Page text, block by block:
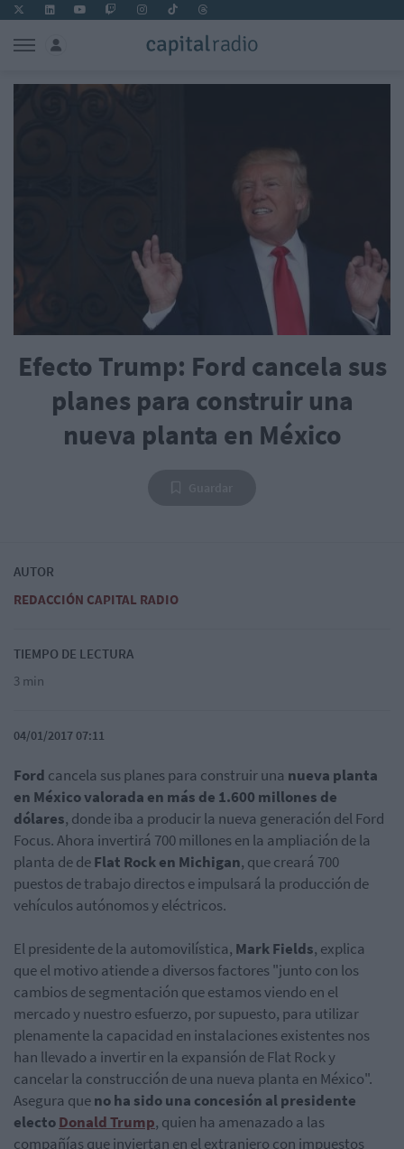
Efecto Trump: Ford cancela sus
planes para construir una
nueva planta en México
AUTOR
REDACCIÓN CAPITAL RADIO
TIEMPO DE LECTURA
3 min
04/01/2017 07:11
Ford cancela sus planes para construir una nueva planta
en México valorada en más de 1.600 millones de
dólares, donde iba a producir la nueva generación del Ford
Focus. Ahora invertirá 700 millones en la ampliación de la
planta de deFlat Rock en Michigan, que creará 700
puestos de trabajo directos e impulsará la producción de
vehículos autónomos y eléctricos.
El presidente de la automovilística, Mark Fields, explica
que el motivo atiende a diversos factores "junto con los
cambios de segmentación que estamos viendo en el
mercado y nuestro esfuerzo, por supuesto, para utilizar
plenamente la capacidad en instalaciones existentes nos
han llevado a invertir en la expansión de Flat Rock y
cancelar la construcción de una nueva planta en México".
Asegura queno ha sido una concesión al presidente
electoDonald Trump, quien ha amenazado a las
compañías que inviertan en el extranjero con impuestos